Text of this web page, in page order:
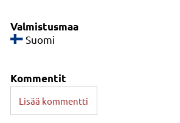
Valmistusmaa
Suomi
Kommentit
Lisää kommentti